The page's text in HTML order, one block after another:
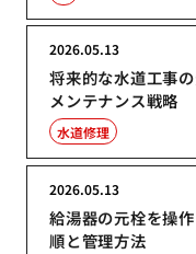
将来的な水道工事
メンテナンス戦略
2026.05.13
水道修理
給湯器の元栓を操
順と管理方法
2026.05.13